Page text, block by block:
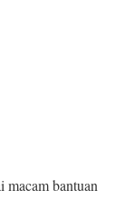
bantuan